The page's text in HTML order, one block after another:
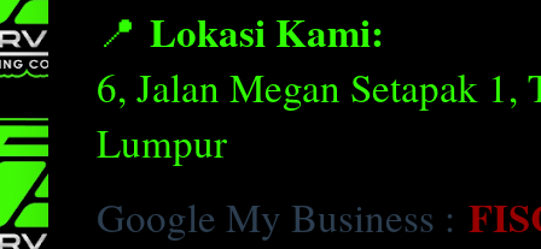
📍 Lokasi Kami:
6, Jalan Megan Setapak 1,
Lumpur
Google My Business :